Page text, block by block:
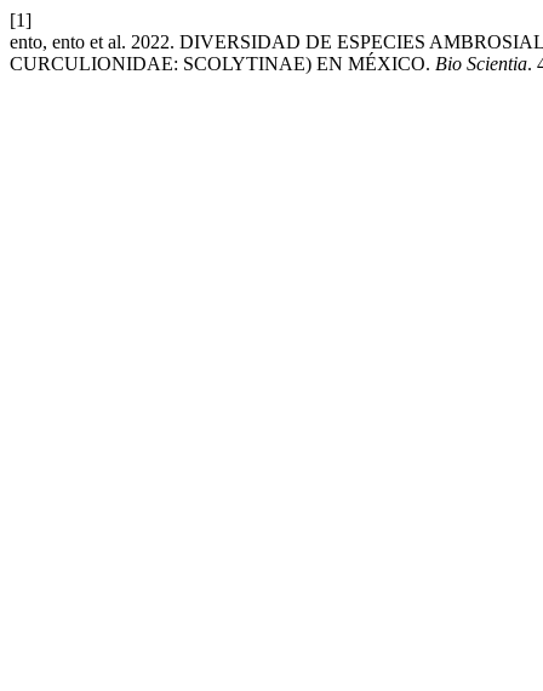
[1]
ento, ento et al. 2022. DIVERSIDAD DE ESPECIES
CURCULIONIDAE: SCOLYTINAE) EN MÉXICO. Bio Scientia.